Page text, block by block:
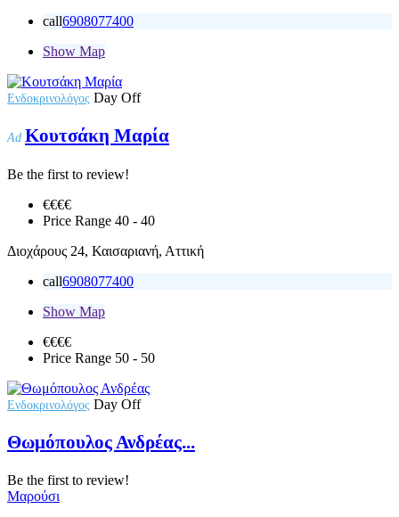
call6908077400
Show Map
Ενδοκρινολόγος Day Off
Ad Κουτσάκη Μαρία
Be the first to review!
€€€€
Price Range 40 - 40
Διοχάρους 24, Καισαριανή, Αττική
call6908077400
Show Map
€€€€
Price Range 50 - 50
Ενδοκρινολόγος Day Off
Θωμόπουλος Ανδρέας...
Be the first to review!
Μαρούσι